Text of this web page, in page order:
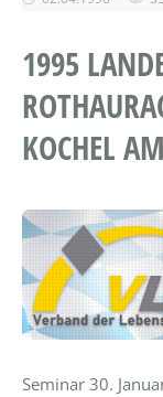
1995
KOCHEL
Seminar 30.